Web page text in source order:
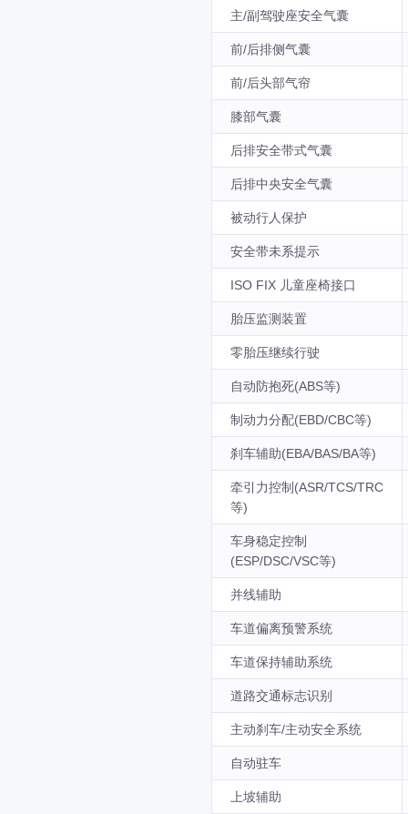
主/副驾驶座安全气囊
前/后排侧气囊
前/后头部气帘
膝部气囊
后排安全带式气囊
后排中央安全气囊
被动行人保护
安全带未系提示
ISO FIX 儿童座椅接口
胎压监测装置
零胎压继续行驶
自动防抱死(ABS等)
制动力分配(EBD/CBC等)
刹车辅助(EBA/BAS/BA等)
牵引力控制(ASR/TCS/TRC
等)
车身稳定控制
(ESP/DSC/VSC等)
并线辅助
车道偏离预警系统
车道保持辅助系统
道路交通标志识别
主动刹车/主动安全系统
自动驻车
上坡辅助